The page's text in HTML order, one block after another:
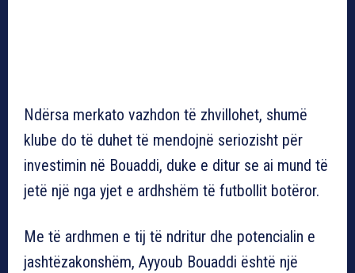
Ndërsa merkato vazhdon të zhvillohet, shumë
klube do të duhet të mendojnë seriozisht për
investimin në Bouaddi, duke e ditur se ai mund të
jetë një nga yjet e ardhshëm të futbollit botëror.
Me të ardhmen e tij të ndritur dhe potencialin e
jashtëzakonshëm, Ayyoub Bouaddi është një